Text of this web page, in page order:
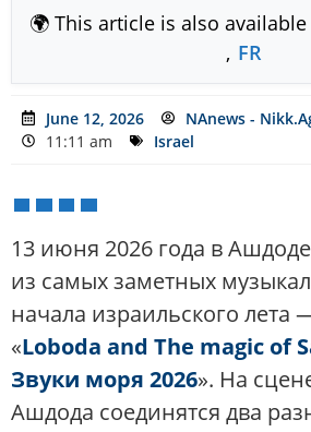
🌍 This article is also
, FR
June 12, 2026
NAnews -
11:11 am
Israel
13 июня 2026 года в
из самых заметных
начала израильского лета
«Loboda and The magic of
Звуки моря 2026». На
Ашдода соединятся два